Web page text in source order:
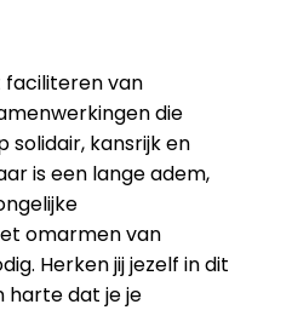
faciliteren van
die
kansrijk en
is een lange adem,
omarmen van
Herken jij jezelf in dit
harte dat je je